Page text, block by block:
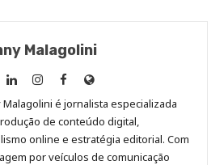
Malagolini
Anny
Malagolini
no
LinkedIn
Anny
Malagolini
no
Instagram
Anny
Malagolini
no
Facebook
Site
de
Anny
Malagolini
Malagolini é jornalista especializada
de conteúdo digital,
online e estratégia editorial. Com
por veículos de comunicação